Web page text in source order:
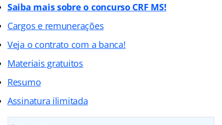
Saiba mais sobre o concurso CRF MS!
Cargos e remunerações
Veja o contrato com a banca!
Materiais gratuitos
Resumo
Assinatura ilimitada